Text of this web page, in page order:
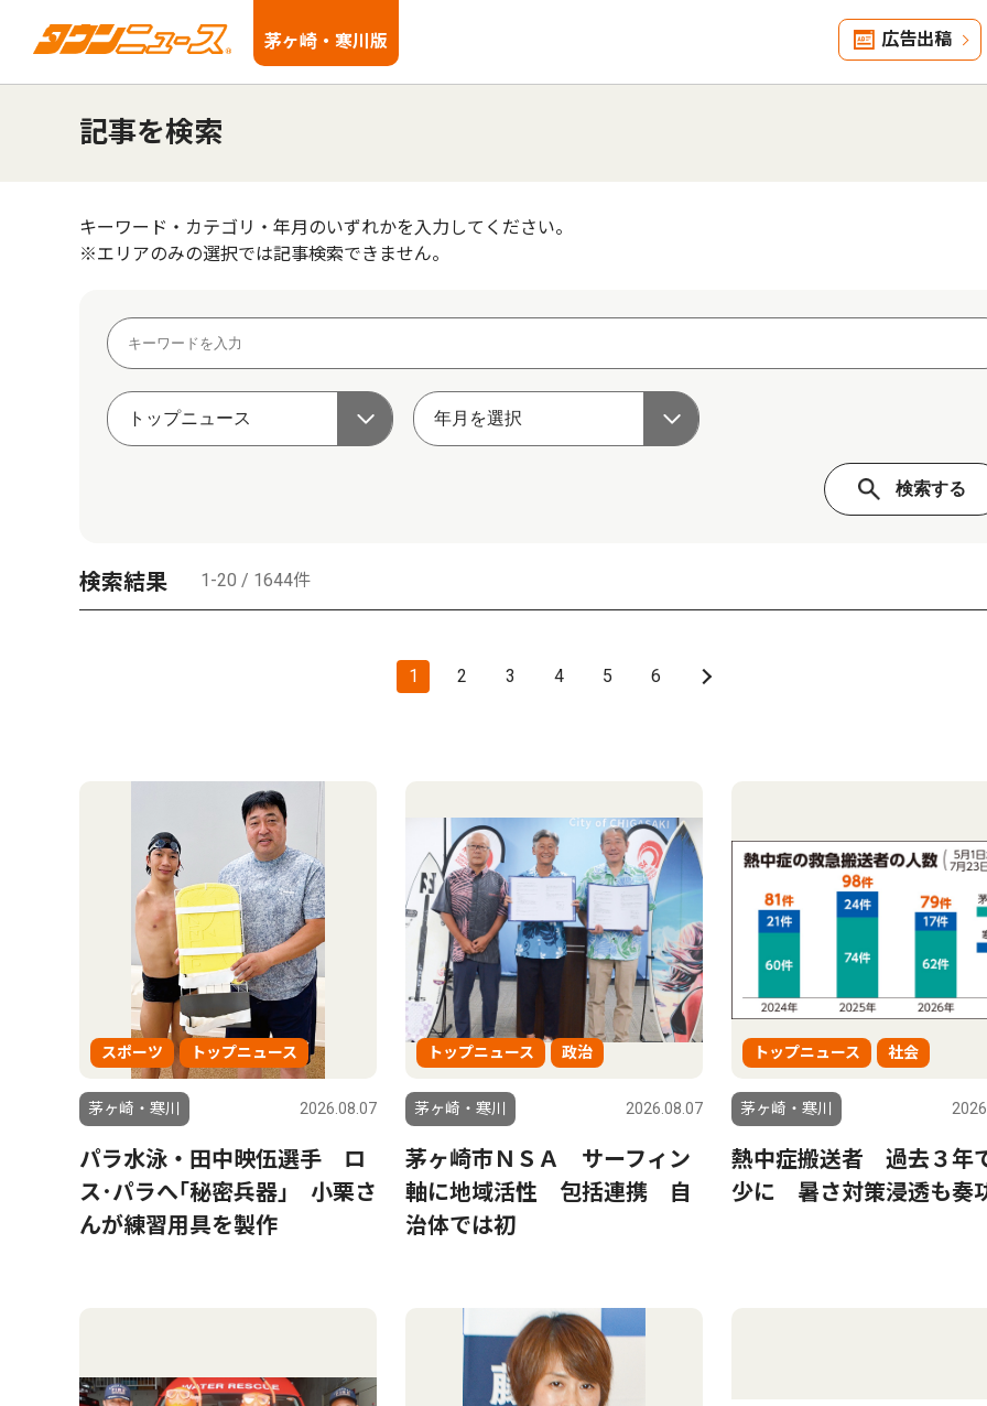
茅ヶ崎・寒川版 広告出稿
記事を検索
キーワード・カテゴリ・年月のいずれかを入力してください。
※エリアのみの選択では記事検索できません。
検索結果 1-20 / 1644件
1 2 3 4 5 6
スポーツ トップニュース
茅ヶ崎・寒川 2026.08.07
パラ水泳・田中映伍選手 ロ
ス･パラへ｢秘密兵器｣ 小栗さ
んが練習用具を製作
トップニュース 政治
茅ヶ崎・寒川 2026.08.07
茅ヶ崎市ＮＳＡ サーフィン
軸に地域活性 包括連携 自
治体では初
トップニュース 社会
茅ヶ崎・寒川
熱中症搬送者 過去３年
少に 暑さ対策浸透も奏